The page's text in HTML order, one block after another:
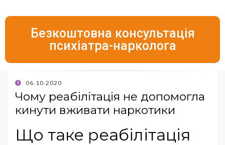
Безкоштовна консультація
психіатра-нарколога
06.10.2020
Чому реабілітація не допомогла
кинути вживати наркотики
Що таке реабілітація